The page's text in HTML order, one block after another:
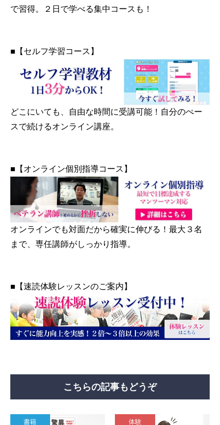
で習得。２日で学べる集中コースも！
■【セルフ学習コース】
どこにいても、自由な時間に受講可能！自分のぺー
スで続けるオンライン講座。
■【オンライン個別指導コース】
オンラインでも対面だから確実に伸びる！最大３名
まで、専任講師がしっかり指導。
■【速読体験レッスンのご案内】
こちらの記事もどうぞ
書籍 体験